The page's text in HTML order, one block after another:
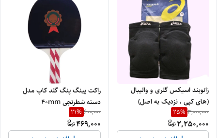
زانوبند اسیکس گلری و والیبال
(های کپی ، نزدیک به اصل)
3,000,000
25%
2,250,000
راکت پینگ پنگ گلد کاپ مدل
دسته شطرنجی ۴۰mm
600,000
21%
469,000